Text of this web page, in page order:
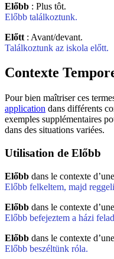
Előbb : Plus tôt.
Előbb találkoztunk.
Előtt : Avant/devant.
Találkoztunk az iskola előtt.
Contexte
Pour bien maîtriser ces
application dans différents
exemples supplémentaires
dans des situations variées.
Utilisation de Előbb
Előbb dans le contexte
Előbb felkeltem, majd
Előbb dans le contexte
Előbb befejeztem a házi
Előbb dans le contexte
Előbb beszéltünk róla.